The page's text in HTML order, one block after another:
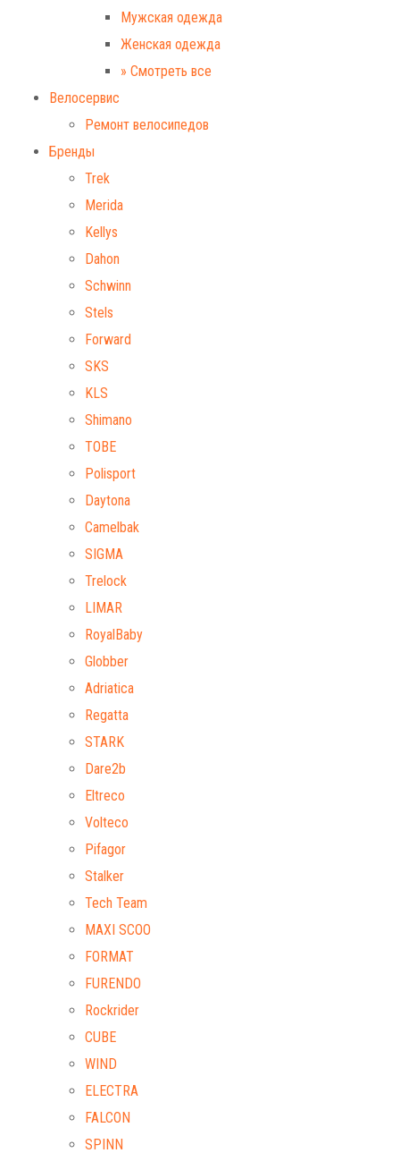
Мужская одежда
Женская одежда
» Смотреть все
Велосервис
Ремонт велосипедов
Бренды
Trek
Merida
Kellys
Dahon
Schwinn
Stels
Forward
SKS
KLS
Shimano
TOBE
Polisport
Daytona
Camelbak
SIGMA
Trelock
LIMAR
RoyalBaby
Globber
Adriatica
Regatta
STARK
Dare2b
Eltreco
Volteco
Pifagor
Stalker
Tech Team
MAXI SCOO
FORMAT
FURENDO
Rockrider
CUBE
WIND
ELECTRA
FALCON
SPINN